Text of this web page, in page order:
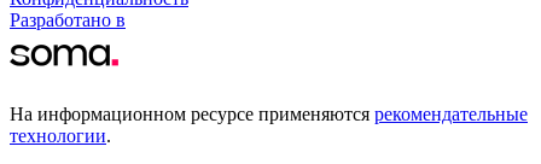
Разработано в
На информационном ресурсе применяются рекомендательные
технологии.